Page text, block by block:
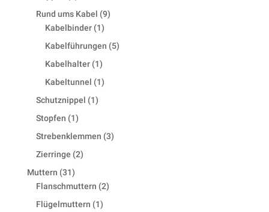
products
Rund ums Kabel 99
Kabelbinder 11
product
Kabelführungen 55
Kabelhalter 11
product
Kabeltunnel 11
Schutznippel 11
Stopfen 11
Strebenklemmen 33
Zierringe 22
Muttern 3131
products
Flanschmuttern 22
Flügelmuttern 11